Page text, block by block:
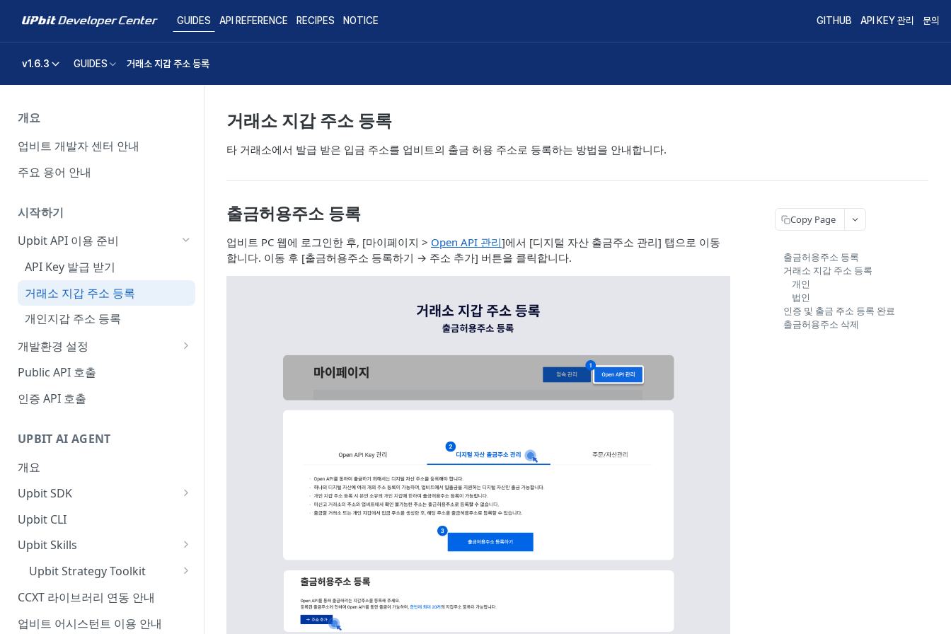
GUIDES API REFERENCE RECIPES NOTICE GITHUB API KEY 관리 문의
v1.6.3 GUIDES 거래소 지갑 주소 등록
개요
업비트 개발자 센터 안내
주요 용어 안내
시작하기
Upbit API 이용 준비
API Key 발급 받기
거래소 지갑 주소 등록
개인지갑 주소 등록
개발환경 설정
Python
Java
Public API 호출
인증 API 호출
UPBIT AI AGENT
개요
Upbit SDK
Python
TypeScript
Go
Upbit CLI
Upbit Skills
Cursor
Claude Code
Upbit Strategy Toolkit
기술 레퍼런스
지표 정의
CCXT 라이브러리 연동 안내
업비트 어시스턴트 이용 안내
거래소 지갑 주소 등록
타 거래소에서 발급 받은 입금 주소를 업비트의 출금 허용 주소로 등록하는 방법을 안내합니다.
출금허용주소 등록
업비트 PC 웹에 로그인한 후, [마이페이지 > Open API 관리]에서 [디지털 자산 출금주소 관리] 탭으로 이동
합니다. 이동 후 [출금허용주소 등록하기 → 주소 추가] 버튼을 클릭합니다.
Copy Page
출금허용주소 등록
거래소 지갑 주소 등록
개인
법인
인증 및 출금 주소 등록 완료
출금허용주소 삭제